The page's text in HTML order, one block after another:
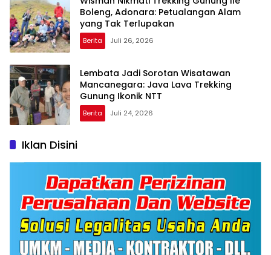
Boleng, Adonara: Petualangan Alam
yang Tak Terlupakan
Berita Juli 26, 2026
Lembata Jadi Sorotan Wisatawan
Mancanegara: Java Lava Trekking
Gunung Ikonik NTT
Berita Juli 24, 2026
Iklan Disini